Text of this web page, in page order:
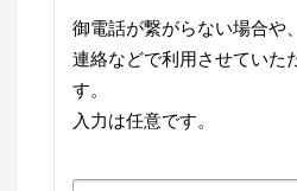
御電話が繋がらない場合や
連絡などで利用させていた
す。
入力は任意です。